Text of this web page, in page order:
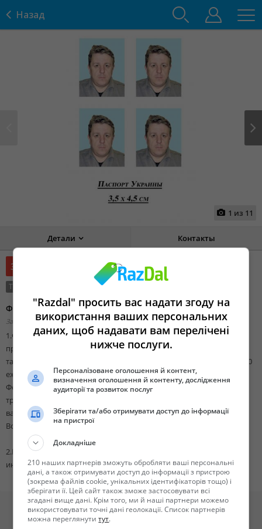
Назад
1 из 11
Детали Контакты
35 грн.
Тип сделки:
Фото на документы
Запорожская область, Запорожье, Добавлено 26 августа 2019 23:31
1.Фото срочное(30-40 мин.),не срочное(с сегодня на завтра)для
проживающих на АКЗ и РТС на все типы документов Украины,а
также на все типы виз(для выезжающих за границу) с 9 -00 до 18 -00
ежедневно,без выходных.
Формат(размер) фотографий и тип бумаги(глянцевая/матовая) по
требованию заказчика.При необходимости запись цифрового
варианта на цифровой носитель заказчика.
Возможен вызов фотографа на дом.
2.Предметная фотосъемка любого товара для продажи в сети
интернет,создание пор
"Razdal" просить вас надати згоду на
використання ваших персональних
даних, щоб надавати вам перелічені
нижче послуги.
Персоналізоване оголошення й контент,
визначення оголошення й контенту, дослідження
аудиторії та розвиток послуг
Зберігати та/або отримувати доступ до інформації
на пристрої
Докладніше
210 наших партнерів зможуть обробляти ваші персональні
дані, а також отримувати доступ до інформації з пристрою
(зокрема файлів cookie, унікальних ідентифікаторів тощо) і
зберігати її. Цей сайт також зможе застосовувати всі
згадані вище дані. Крім того, ми й наші партнери можемо
використовувати точні дані геолокації. Список партнерів
можна переглянутитут.